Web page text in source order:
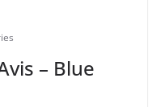
– Blue